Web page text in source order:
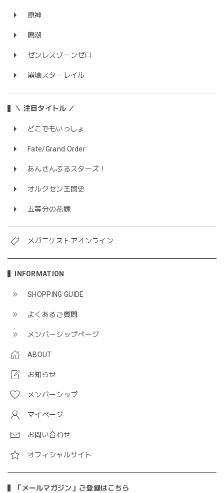
原神
鳴潮
ゼンレスゾーンゼロ
崩壊スターレイル
＼ 注目タイトル ／
どこでもいっしょ
Fate/Grand Order
あんさんぶるスターズ！
オルクセン王国史
五等分の花嫁
メガニケストアオンライン
INFORMATION
SHOPPING GUIDE
よくあるご質問
メンバーシップページ
ABOUT
お知らせ
メンバーシップ
マイページ
お問い合わせ
オフィシャルサイト
「メールマガジン」ご登録はこちら